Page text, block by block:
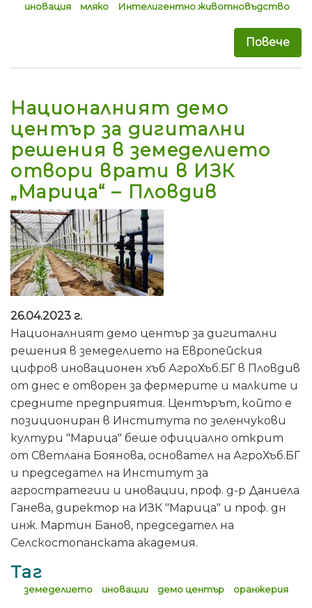
иновация
мляко Интелигентно животновъдство
Повече
Националният демо
център за дигитални
решения в земеделието
отвори врати в ИЗК
„Марица“ – Пловдив
26.04.2023 г.
Националният демо център за дигитални
решения в земеделието на Европейския
цифров иновационен хъб АгроХъб.БГ в Пловдив
от днес е отворен за фермерите и малките и
средните предприятия. Центърът, който е
позициониран в Института по зеленчукови
култури "Марица" беше официално открит
от Светлана Боянова, основател на АгроХъб.БГ
и председател на Институт за
агростратегии и иновации, проф. д-р Даниела
Ганева, директор на ИЗК "Марица" и проф. дн
инж. Мартин Банов, председател на
Селскостопанската академия.
Таг
земеделието иновации демо център оранжерия